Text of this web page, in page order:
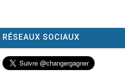
RÉSEAUX SOCIAUX